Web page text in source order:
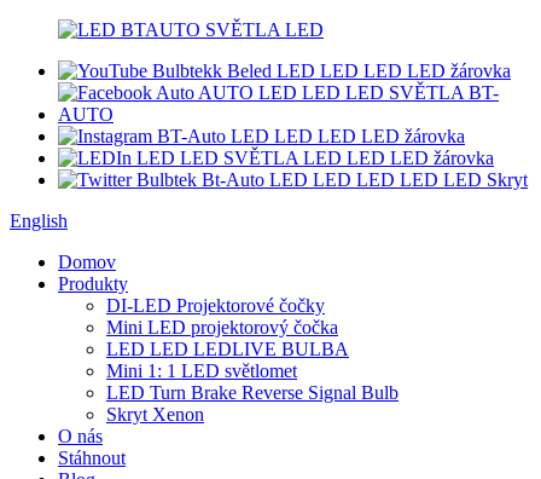
English
Domov
Produkty
DI-LED Projektorové čočky
Mini LED projektorový čočka
LED LED LEDLIVE BULBA
Mini 1: 1 LED světlomet
LED Turn Brake Reverse Signal Bulb
Skryt Xenon
O nás
Stáhnout